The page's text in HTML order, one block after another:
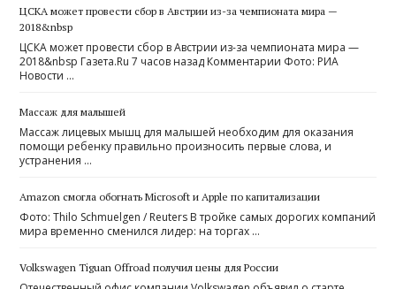
ЦСКА может провести сбор в Австрии из-за чемпионата мира —
2018&nbsp
ЦСКА может провести сбор в Австрии из-за чемпионата мира —
2018&nbsp Газета.Ru 7 часов назад Комментарии Фото: РИА
Новости …
Массаж для малышей
Массаж лицевых мышц для малышей необходим для оказания
помощи ребенку правильно произносить первые слова, и
устранения …
Amazon смогла обогнать Microsoft и Apple по капитализации
Фото: Thilo Schmuelgen / Reuters В тройке самых дорогих компаний
мира временно сменился лидер: на торгах …
Volkswagen Tiguan Offroad получил цены для России